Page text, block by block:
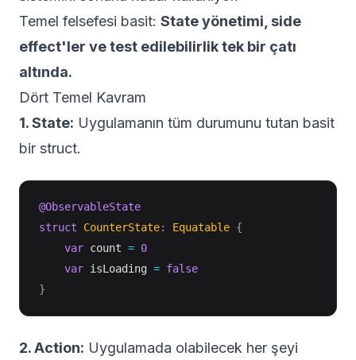
Temel felsefesi basit: State yönetimi, side
effect'ler ve test edilebilirlik tek bir çatı
altında.
Dört Temel Kavram
1. State: Uygulamanın tüm durumunu tutan basit
bir struct.
@ObservableState
struct
CounterState: Equatable {
var count = 0
var isLoading = false
}
2. Action: Uygulamada olabilecek her şeyi